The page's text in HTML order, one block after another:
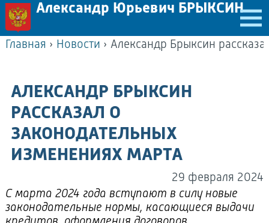
Александр Юрьевич БРЫКСИН
Главная › Новости ›
АЛЕКСАНДР БРЫКСИН
РАССКАЗАЛ О
ЗАКОНОДАТЕЛЬНЫХ
ИЗМЕНЕНИЯХ МАРТА
29 февраля 2024
С марта 2024 года вступают в силу новые
законодательные нормы, касающиеся выдачи